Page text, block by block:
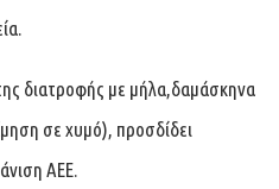
διατροφής με μήλα,δαμάσκηνα
σε χυμό), προσδίδει
ΑΕΕ.